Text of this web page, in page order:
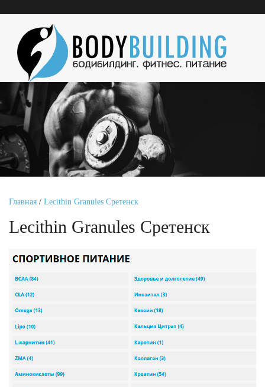
Главная / Lecithin Granules Сретенск
Lecithin Granules Сретенск